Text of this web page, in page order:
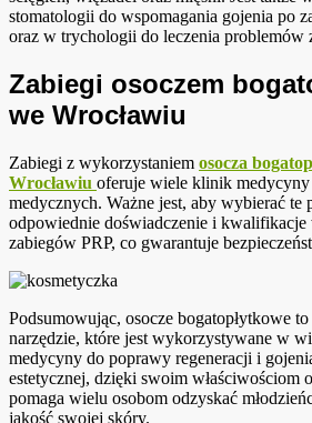
stomatologii do wspomagania gojenia po
oraz w trychologii do leczenia problemów
Zabiegi osoczem
we Wrocławiu
Zabiegi z wykorzystaniem osocza
Wrocławiu oferuje wiele klinik
medycznych. Ważne jest, aby wybierać te
odpowiednie doświadczenie i kwalifikacje
zabiegów PRP, co gwarantuje
Podsumowując, osocze bogatopłytkowe
narzędzie, które jest wykorzystywane w
medycyny do poprawy regeneracji i
estetycznej, dzięki swoim właściwościom
pomaga wielu osobom odzyskać
jakość swojej skóry.